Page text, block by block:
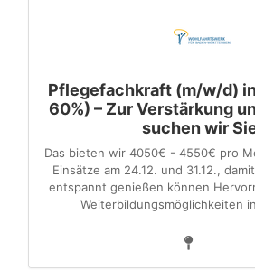
Pflegefachkraft (m/w/d)
60%) – Zur Verstärkung
suchen wir
Das bieten wir 4050€ - 4550€ pro
Einsätze am 24.12. und 31.12.,
entspannt genießen können
Weiterbildungsmöglichkeiten